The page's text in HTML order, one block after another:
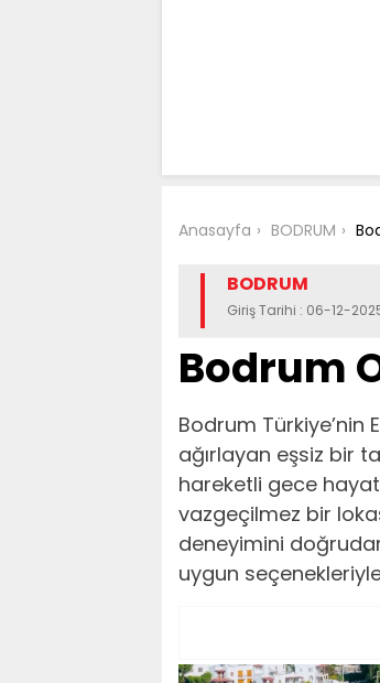
Anasayfa BODRUM
BODRUM
Giriş Tarihi : 06-12-
Bodrum
Bodrum Türkiye’nin
ağırlayan eşsiz bir
hareketli gece
vazgeçilmez bir
deneyimini
uygun